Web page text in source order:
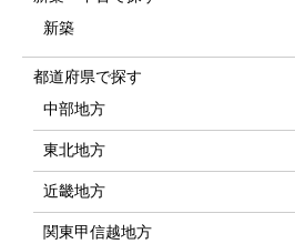
新築
都道府県で探す
中部地方
東北地方
近畿地方
関東甲信越地方